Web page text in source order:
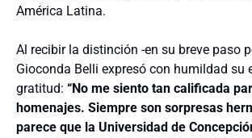
América Latina.
Al recibir la distinción -en su breve paso
Gioconda Belli expresó con humildad su
gratitud: “No me siento tan calificada
homenajes. Siempre son sorpresas
parece que la Universidad de